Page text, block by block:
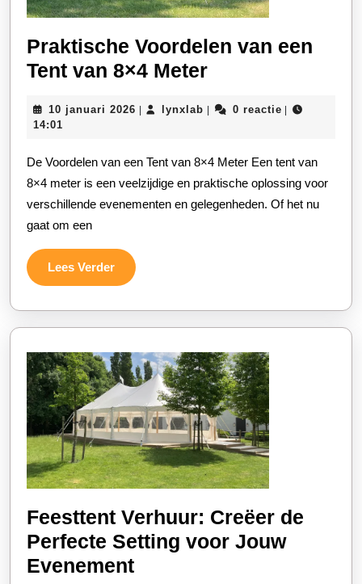
Praktische Voordelen van een
Tent van 8×4 MeterPraktische
van
Tent
van
8×4
10 januari 2026 10
lynxlab lynxlab0 reactie
14:01
De Voordelen van een Tent van 8×4 Meter Een tent van
8×4 meter is een veelzijdige en praktische oplossing voor
verschillende evenementen en gelegenheden. Of het nu
gaat om een
Lees VerderLees
Verder
Feesttent Verhuur: Creëer de
Perfecte Setting voor Jouw
EvenementFeesttent